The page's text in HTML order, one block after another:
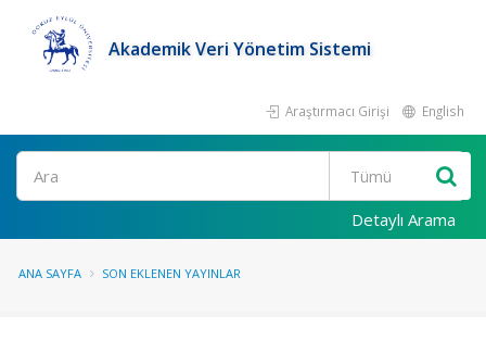
Akademik Veri Yönetim Sistemi
Araştırmacı Girişi English
Ara
Detaylı Arama
ANA SAYFA SON EKLENEN YAYINLAR